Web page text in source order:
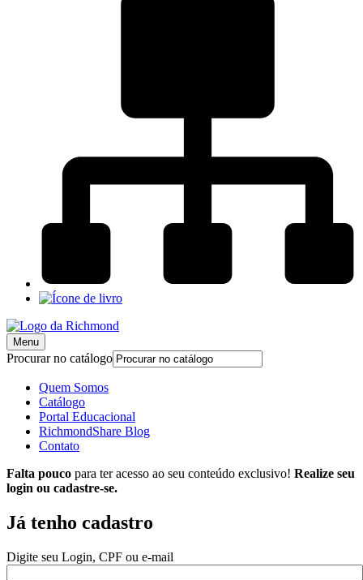
Menu
Procurar no catálogo
Quem Somos
Catálogo
Portal Educacional
RichmondShare Blog
Contato
Falta pouco para ter acesso ao seu conteúdo exclusivo! Realize seu
login ou cadastre-se.
Já tenho cadastro
Digite seu Login, CPF ou e-mail